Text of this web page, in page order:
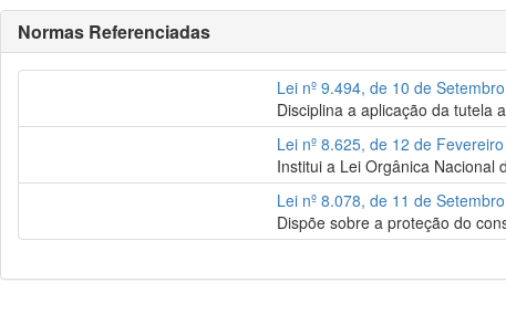
Normas Referenciadas
Lei nº 9.494, de 10 de
Disciplina a aplicação da tutela
Lei nº 8.625, de 12 de
Institui a Lei Orgânica Nacional
Lei nº 8.078, de 11 de
Dispõe sobre a proteção do